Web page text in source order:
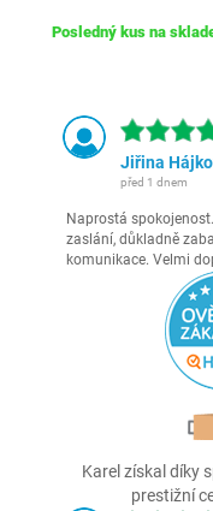
Posledný kus na
Jiřina
před 1 dnem
Naprostá
zaslání, důkladně
komunikace. Velmi
Karel získal díky
prestižní